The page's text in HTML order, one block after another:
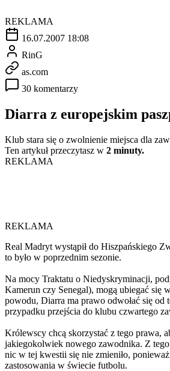
REKLAMA
16.07.2007 18:08
RinG
as.com
30 komentarzy
Diarra z europejskim
Klub stara się o zwolnienie miejsca dla
Ten artykuł przeczytasz w 2 minuty.
REKLAMA
REKLAMA
Real Madryt wystąpił do Hiszpańskiego
to było w poprzednim sezonie.
Na mocy Traktatu o Niedyskryminacji,
Kamerun czy Senegal), mogą ubiegać się
powodu, Diarra ma prawo odwołać się
przypadku przejścia do klubu czwartego
Królewscy chcą skorzystać z tego prawa,
jakiegokolwiek nowego zawodnika. Z
nic w tej kwestii się nie zmieniło,
zastosowania w świecie futbolu.